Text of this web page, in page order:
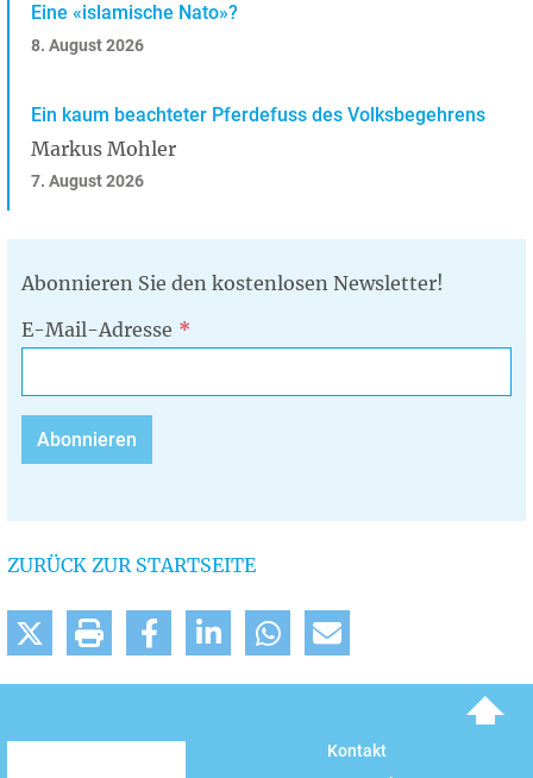
Eine «islamische Nato»?
8. August 2026
Ein kaum beachteter Pferdefuss des Volksbegehrens
Markus Mohler
7. August 2026
Abonnieren Sie den kostenlosen Newsletter!
E-Mail-Adresse
ZURÜCK ZUR STARTSEITE
Kontakt